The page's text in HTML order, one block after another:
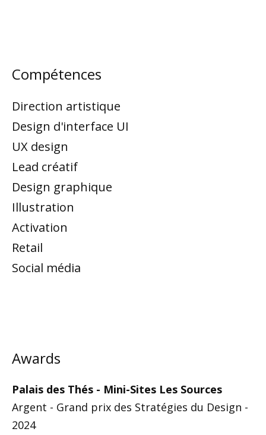
Compétences
Direction artistique
Design d'interface UI
UX design
Lead créatif
Design graphique
Illustration
Activation
Retail
Social média
Awards
Palais des Thés - Mini-Sites Les Sources
Argent - Grand prix des Stratégies du Design -
2024